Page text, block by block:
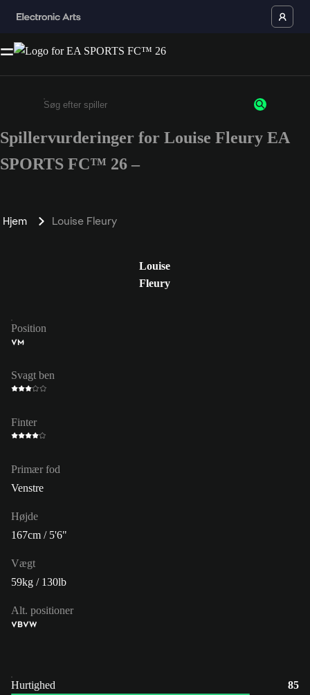
Enter a minimum of 3 characters or numbers
Spillervurderinger for Louise Fleury EA
SPORTS FC™ 26 –
Hjem Louise Fleury
Louise
Fleury
Position
VM
Svagt ben
Finter
Primær fod
Venstre
Højde
167cm / 5'6"
Vægt
59kg / 130lb
Alt. positioner
VBVW
Hurtighed
85